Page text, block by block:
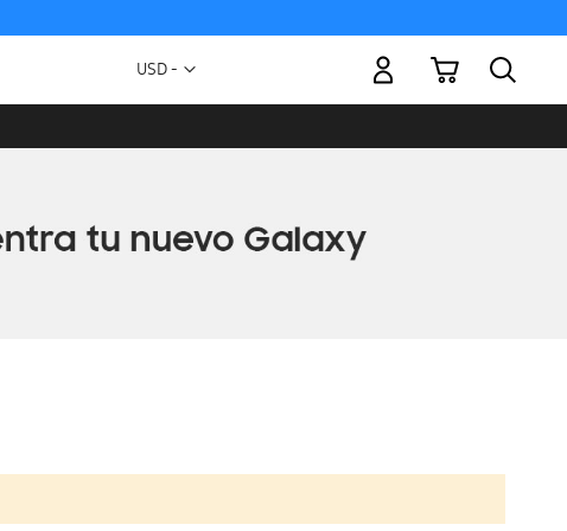
Moneda
USD -
Mi carrito